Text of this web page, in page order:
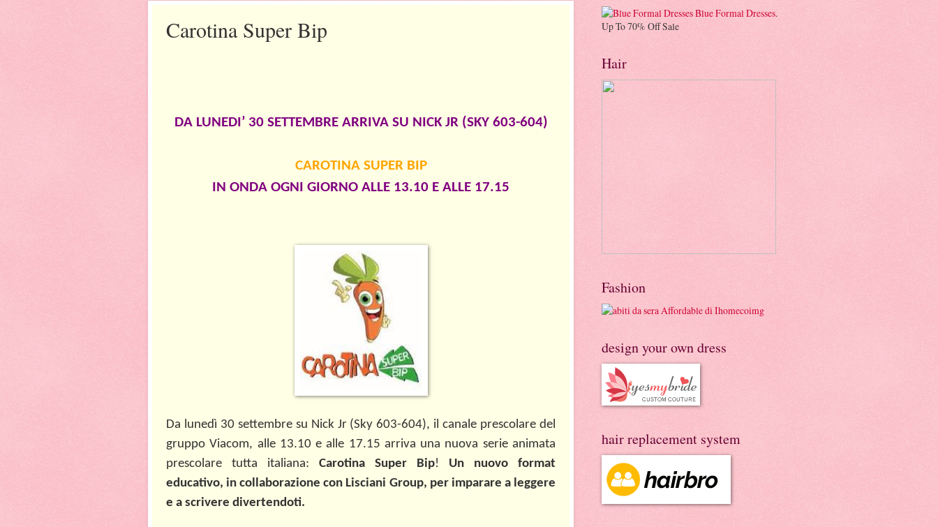
Carotina Super Bip
DA LUNEDI’ 30 SETTEMBRE ARRIVA SU NICK JR (SKY 603-604)
CAROTINA SUPER BIP
IN ONDA OGNI GIORNO ALLE 13.10 E ALLE 17.15
Da lunedì 30 settembre su Nick Jr (Sky 603-604), il canale prescolare del
gruppo Viacom, alle 13.10 e alle 17.15 arriva una nuova serie animata
prescolare tutta italiana: Carotina Super Bip! Un nuovo format
educativo, in collaborazione con Lisciani Group, per imparare a leggere
e a scrivere divertendoti.
Blue Formal Dresses.
Up To 70% Off Sale
Hair
Fashion
design your own dress
hair replacement system